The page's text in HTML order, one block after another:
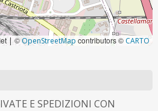
| ©OpenStreetMap contributors © CARTO
E SPEDIZIONI CON